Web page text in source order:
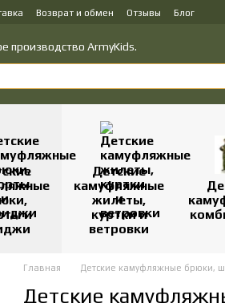
Возврат и обмен Отзывы
Блог
производство ArmyKids.
и
Детские
камуфляжные
жилеты,
куртки и
ветровки
Главная Детские камуфляжные брюки,
Детские